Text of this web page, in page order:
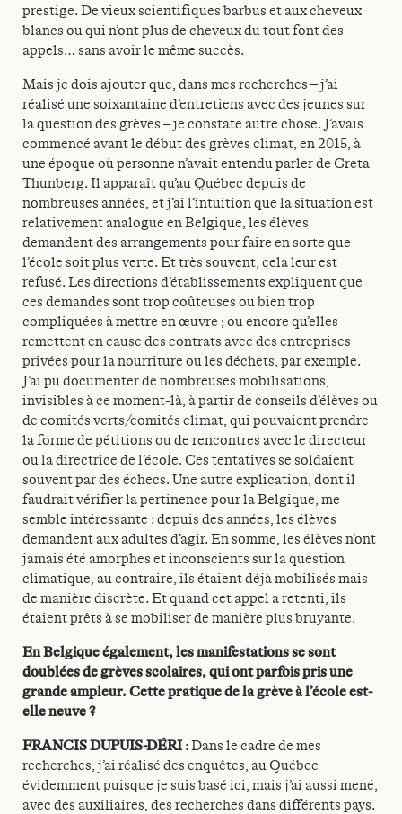
prestige. De vieux scientifiques barbus et aux cheveux
blancs ou qui n’ont plus de cheveux du tout font des
appels… sans avoir le même succès.
Mais je dois ajouter que, dans mes recherches – j’ai
réalisé une soixantaine d’entretiens avec des jeunes sur
la question des grèves – je constate autre chose. J’avais
commencé avant le début des grèves climat, en 2015, à
une époque où personne n’avait entendu parler de Greta
Thunberg. Il apparaît qu’au Québec depuis de
nombreuses années, et j’ai l’intuition que la situation est
relativement analogue en Belgique, les élèves
demandent des arrangements pour faire en sorte que
l’école soit plus verte. Et très souvent, cela leur est
refusé. Les directions d’établissements expliquent que
ces demandes sont trop coûteuses ou bien trop
compliquées à mettre en œuvre ; ou encore qu’elles
remettent en cause des contrats avec des entreprises
privées pour la nourriture ou les déchets, par exemple.
J’ai pu documenter de nombreuses mobilisations,
invisibles à ce moment-là, à partir de conseils d’élèves ou
de comités verts/comités climat, qui pouvaient prendre
la forme de pétitions ou de rencontres avec le directeur
ou la directrice de l’école. Ces tentatives se soldaient
souvent par des échecs. Une autre explication, dont il
faudrait vérifier la pertinence pour la Belgique, me
semble intéressante : depuis des années, les élèves
demandent aux adultes d’agir. En somme, les élèves n’ont
jamais été amorphes et inconscients sur la question
climatique, au contraire, ils étaient déjà mobilisés mais
de manière discrète. Et quand cet appel a retenti, ils
étaient prêts à se mobiliser de manière plus bruyante.
En Belgique également, les manifestations se sont
doublées de grèves scolaires, qui ont parfois pris une
grande ampleur. Cette pratique de la grève à l’école est-
elle neuve ?
FRANCIS DUPUIS-DÉRI : Dans le cadre de mes
recherches, j’ai réalisé des enquêtes, au Québec
évidemment puisque je suis basé ici, mais j’ai aussi mené,
avec des auxiliaires, des recherches dans différents pays.